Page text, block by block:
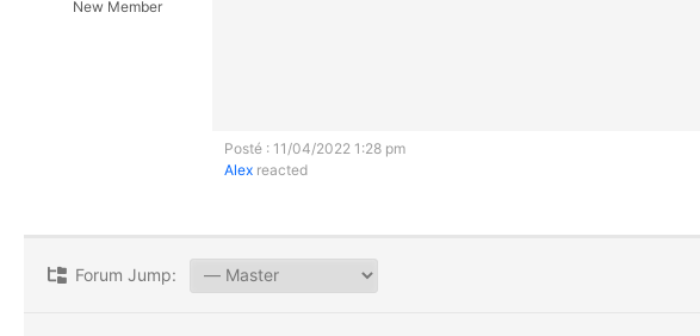
New Member
Posté : 11/04/2022 1:28 pm
Alex reacted
Forum Jump: